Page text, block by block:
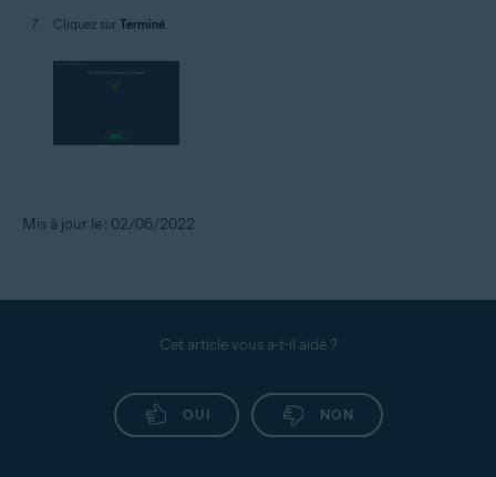
Cliquez sur Terminé.
Mis à jour le : 02/06/2022
Cet article vous a-t-il aidé ?
OUI NON